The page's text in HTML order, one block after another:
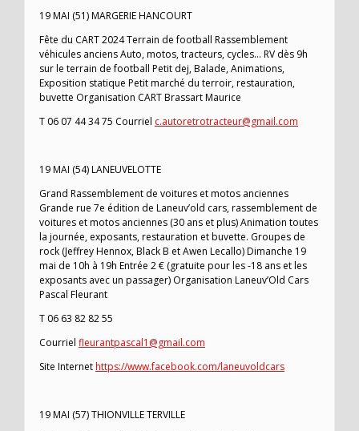
19 MAI (51) MARGERIE HANCOURT
Fête du CART 2024 Terrain de football Rassemblement
véhicules anciens Auto, motos, tracteurs, cycles… RV dès 9h
sur le terrain de football Petit dej, Balade, Animations,
Exposition statique Petit marché du terroir, restauration,
buvette Organisation CART Brassart Maurice
T 06 07 44 34 75 Courriel c.autoretrotracteur@gmail.com
19 MAI (54) LANEUVELOTTE
Grand Rassemblement de voitures et motos anciennes
Grande rue 7e édition de Laneuv’old cars, rassemblement de
voitures et motos anciennes (30 ans et plus) Animation toutes
la journée, exposants, restauration et buvette. Groupes de
rock (Jeffrey Hennox, Black B et Awen Lecallo) Dimanche 19
mai de 10h à 19h Entrée 2 € (gratuite pour les -18 ans et les
exposants avec un passager) Organisation Laneuv’Old Cars
Pascal Fleurant
T 06 63 82 82 55
Courriel fleurantpascal1@gmail.com
Site Internethttps://www.facebook.com/laneuvoldcars
19 MAI (57) THIONVILLE TERVILLE